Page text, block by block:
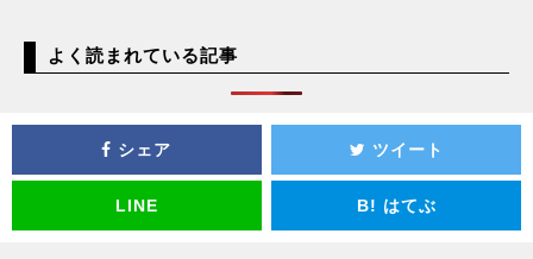
よく読まれている記事
シェア ツイート
LINE B! はてぶ